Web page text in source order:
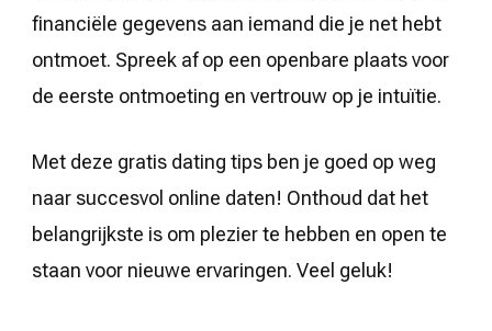
financiële gegevens aan iemand die je net hebt
ontmoet. Spreek af op een openbare plaats voor
de eerste ontmoeting en vertrouw op je intuïtie.
Met deze gratis dating tips ben je goed op weg
naar succesvol online daten! Onthoud dat het
belangrijkste is om plezier te hebben en open te
staan voor nieuwe ervaringen. Veel geluk!